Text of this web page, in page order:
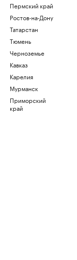
Пермский край
Ростов-на-Дону
Татарстан
Тюмень
Черноземье
Кавказ
Карелия
Мурманск
Приморский
край